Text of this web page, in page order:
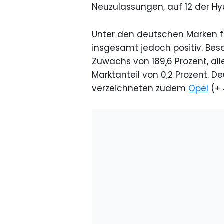
Neuzulassungen, auf 12 der
Unter den deutschen Marken
insgesamt jedoch positiv.
Zuwachs von 189,6 Prozent,
Marktanteil von 0,2 Prozent.
verzeichneten zudem Opel (+